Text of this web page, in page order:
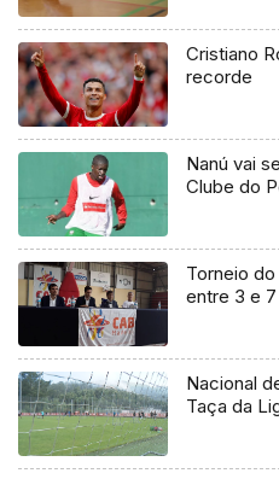
Cristiano
recorde
Nanú vai
Clube do
Torneio
entre 3 e
Nacional
Taça da